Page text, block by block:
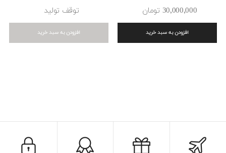
30٬000٬000 ‎تومان
افزودن به سبد خرید
توقف تولید
افزودن به سبد خرید